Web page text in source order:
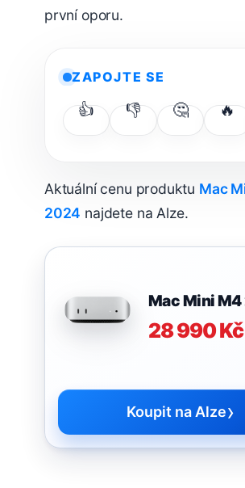
první oporu.
ZAPOJTE SE
👍 👎 🤔 🔥
Aktuální cenu produktu Mac
2024 najdete na Alze.
Mac Mini
28 990 Kč
Koupit na Alze›